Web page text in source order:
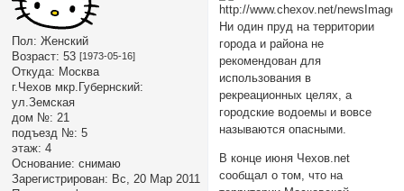
Пол: Женский
Возраст: 53 [1973-05-16]
Откуда: Москва
г.Чехов мкр.Губернский:
ул.Земская
дом №: 21
подъезд №: 5
этаж: 4
Основание: снимаю
Зарегистрирован: Вс, 20 Мар 2011
Ни один пруд на территории
города и района не
рекомендован для
использования в
рекреационных целях, а
городские водоемы и вовсе
называются опасными.
В конце июня Чехов.net
сообщал о том, что на